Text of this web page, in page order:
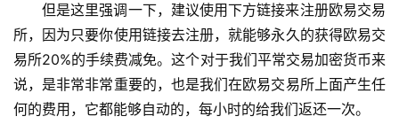
但是这里强调一下，建议使用下方链接来注册欧易交易
所，因为只要你使用链接去注册，就能够永久的获得欧易交
易所20%的手续费减免。这个对于我们平常交易加密货币来
说，是非常非常重要的，也是我们在欧易交易所上面产生任
何的费用，它都能够自动的，每小时的给我们返还一次。